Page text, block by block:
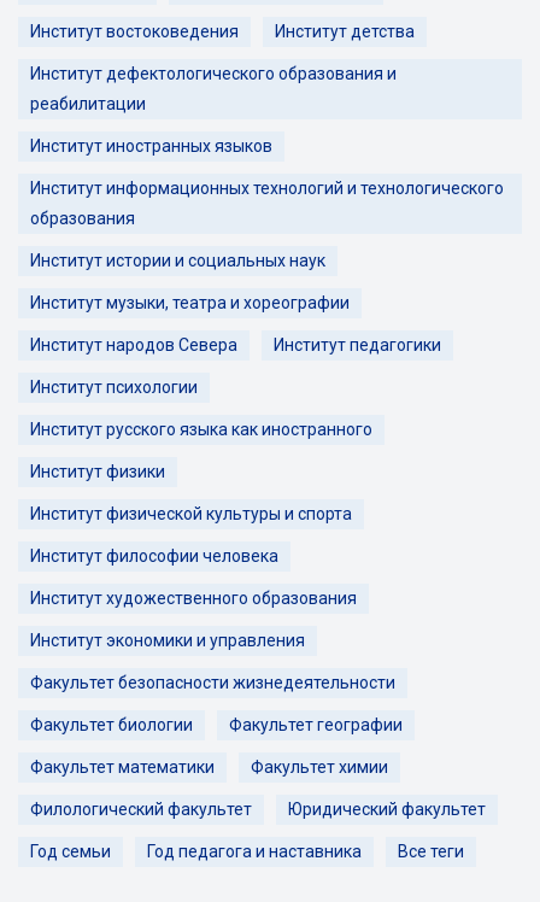
Институт востоковедения Институт детства
Институт дефектологического образования и
реабилитации
Институт иностранных языков
Институт информационных технологий и технологического
образования
Институт истории и социальных наук
Институт музыки, театра и хореографии
Институт народов Севера Институт педагогики
Институт психологии
Институт русского языка как иностранного
Институт физики
Институт физической культуры и спорта
Институт философии человека
Институт художественного образования
Институт экономики и управления
Факультет безопасности жизнедеятельности
Факультет биологии Факультет географии
Факультет математики Факультет химии
Филологический факультет Юридический факультет
Год семьи Год педагога и наставника Все теги